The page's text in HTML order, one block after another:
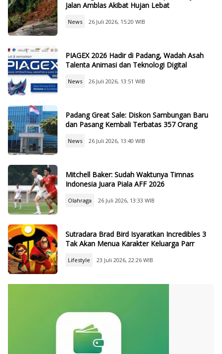
Jalan Amblas Akibat Hujan Lebat
News 26 Juli 2026, 15:20 WIB
PIAGEX 2026 Hadir di Padang, Wadah Asah
Talenta Animasi dan Teknologi Digital
News 26 Juli 2026, 13:51 WIB
Padang Great Sale: Diskon Sambungan Baru
dan Pasang Kembali Terbatas 357 Orang
News 26 Juli 2026, 13:40 WIB
Mitchell Baker: Sudah Waktunya Timnas
Indonesia Juara Piala AFF 2026
Olahraga 26 Juli 2026, 13:33 WIB
Sutradara Brad Bird Isyaratkan Incredibles 3
Tak Akan Menua Karakter Keluarga Parr
Lifestyle 23 Juli 2026, 22:26 WIB